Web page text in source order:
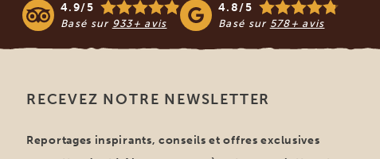
4.9/5
Basé sur 933+ avis
4.8/5
Basé sur 578+ avis
RECEVEZ NOTRE NEWSLETTER
Reportages inspirants, conseils et offres exclusives